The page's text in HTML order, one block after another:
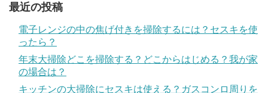
最近の投稿
電子レンジの中の焦げ付きを掃除するには？セスキを使
ったら？
年末大掃除どこを掃除する？どこからはじめる？我が家
の場合は？
キッチンの大掃除にセスキは使える？ガスコンロ周りを